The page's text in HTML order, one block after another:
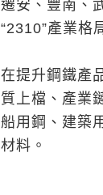
遷安、豐南、
“2310”產業格
在提升鋼鐵產
質上檔、產業
船用鋼、建築
材料。